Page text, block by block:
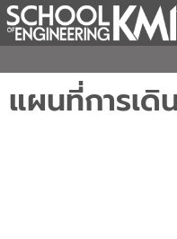
Skip
to
แผนที่การเดิ